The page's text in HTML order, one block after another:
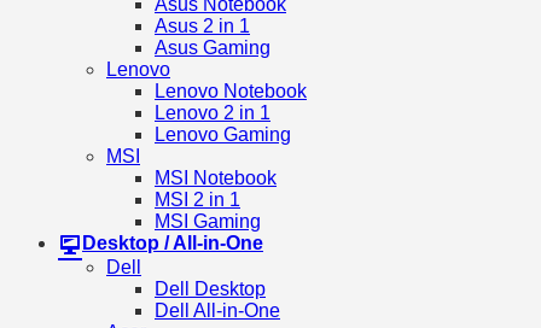
Asus Notebook
Asus 2 in 1
Asus Gaming
Lenovo
Lenovo Notebook
Lenovo 2 in 1
Lenovo Gaming
MSI
MSI Notebook
MSI 2 in 1
MSI Gaming
Desktop / All-in-One
Dell
Dell Desktop
Dell All-in-One